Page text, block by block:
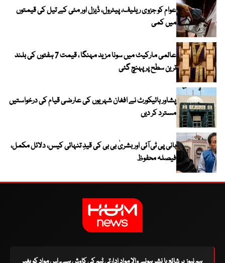
عوام کو جزوی ریلیف، پیٹرول، ڈیزل اور مٹی کے تیل کی قیمتوں
میں کمی
عالمی مارکیٹ میں سونا مزید مہنگا ، قیمت 7 ہفتوں کی بلند
ترین سطح پر پہنچ گئی
پشاور ہائیکورٹ نے افغان شہریوں کی عارضی قیام کی درخواستیں
مسترد کر دیں
بانی پی ٹی آئی اور بشریٰ بی بی کی قیدِ تنہائی کیس، دلائل مکمل،
فیصلہ محفوظ